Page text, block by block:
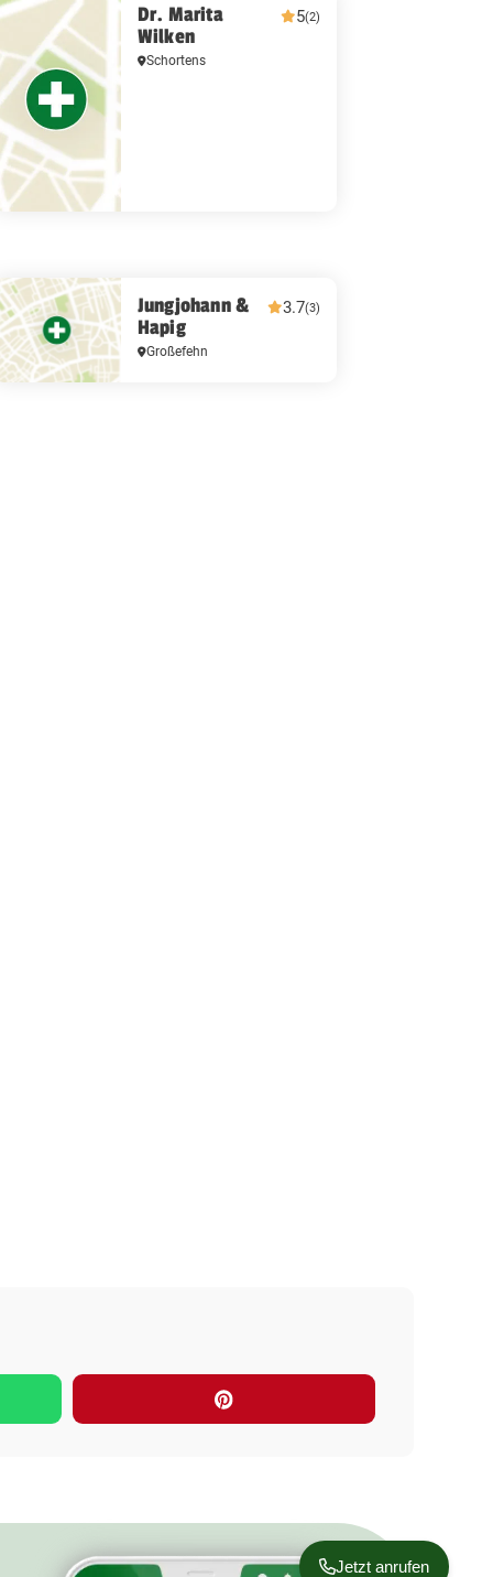
Jetzt anrufen
Dr. Marita
Wilken
5(2)
Schortens
Jungjohann &
Hapig
3.7(3)
Großefehn